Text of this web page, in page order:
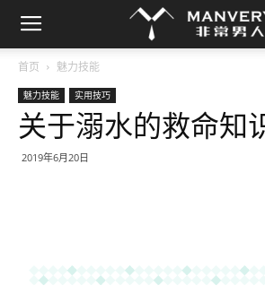
首页 魅力技能
魅力技能 实用技巧
关于溺水的救命知
2019年6月20日